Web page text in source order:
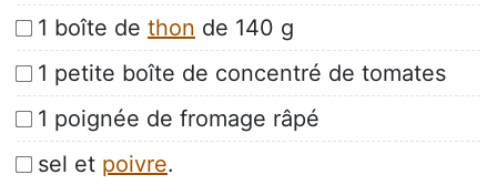
1 boîte de thon de 140 g
1 petite boîte de concentré de tomates
1 poignée de fromage râpé
sel et poivre.